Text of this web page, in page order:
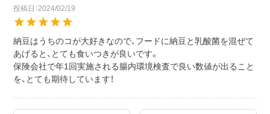
投稿日 2024/02/19
納豆はうちのコが大好きなので、フードに納豆と乳酸菌を混ぜて
あげると、とても食いつきが良いです。
保険会社で年1回実施される腸内環境検査で良い数値が出ること
を、とても期待しています！